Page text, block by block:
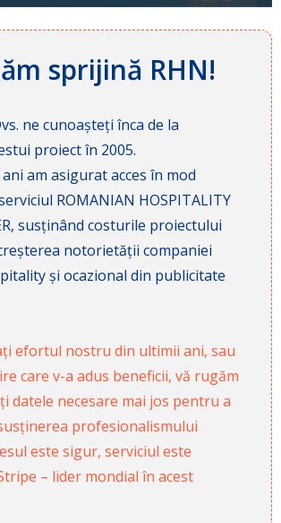
sprijină RHN!
ne cunoașteți înca de la
proiect în 2005.
am asigurat acces în mod
ROMANIAN HOSPITALITY
susținând costurile proiectului
notorietății companiei
și ocazional din publicitate
efortul nostru din ultimii ani, sau
care v-a adus beneficii, vă rugăm
datele necesare mai jos pentru a
profesionalismului
este sigur, serviciul este
– lider mondial în acest